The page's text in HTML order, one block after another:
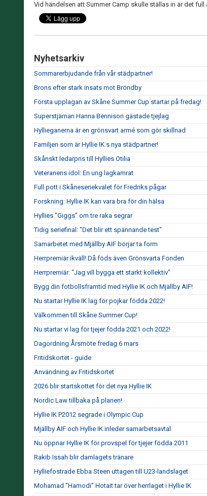
Vid händelsen att Summer Camp skulle ställas in är det
Nyhetsarkiv
Sommarerbjudande från vår städpartner!
Brons efter stark insats mot Bröndby
Första upplagan av Skåne Summer Cup startar på fredag!
Superstjärnan Hanna Bennison gästade tjejlag
Hyllieganerna är en grönsvart armé som gör skillnad
Familjen som är Hyllie IK:s nya städpartner!
Skånskt ledarpris till Hyllies Otilia
Veteranens idol: En ung lagkamrat
Full pott i Skåneseriekvalet för Fredriks pågar
Forskning: Hyllie IK kan vara bra för din hälsa
Hyllies "Giggs" om tre raka segrar
Tidig seriefinal: "Det blir ett spännande test"
Samarbetet med Mjällby AIF börjar ta form
Herrpremiär ikväll! Då föds även Grönsvarta Fonden
Herrpremiär: "Jag vill bygga ett starkt kollektiv"
Bygg din fotbollsframtid med Hyllie IK och Mjällby AIF!
Nu startar Hyllie IK lag för pojkar födda 2022!
Välkommen till Skåne Summer Cup!
Nu startar vi lag för tjejer födda 2021 och 2022!
Dagordning Årsmöte fredag 6 mars
Fritidskortet - guide
Användning av Fritidskortet
2026 blir startskottet för det nya Hyllie IK
Nordic Law tillbaka på planen!
Hyllie IK P2012 segrade i Olympic Cup
Mjällby AIF och Hyllie IK inleder samarbetsavtal
Nu öppnar Hyllie IK för provspel för tjejer födda 2011
Rakib Issah blir damlagets tränare
Hylliefostrade Ebba Steen uttagen till U23-landslaget
Mohamad ”Hamodi” Hotait tar över herrlaget i Hyllie IK